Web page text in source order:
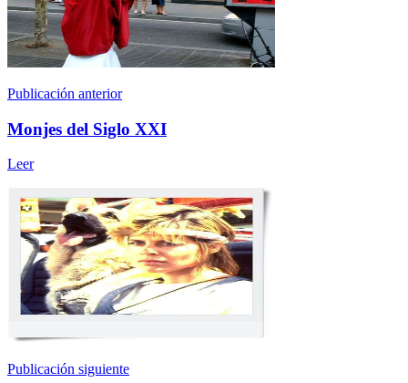
Publicación anterior
Monjes del Siglo XXI
Leer
Publicación siguiente